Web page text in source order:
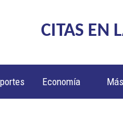
CITAS EN
Economía